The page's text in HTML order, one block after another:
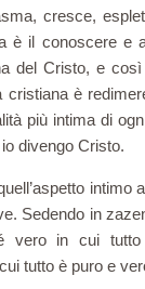
cresce,
il conoscere e
del Cristo, e
cristiana è
più intima di
divengo Cristo.
Sedendo in
in cui tutto
tutto è puro e